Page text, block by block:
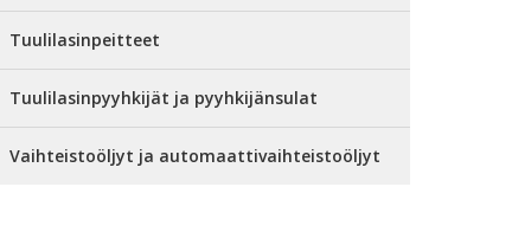
Tuulilasinpeitteet
Tuulilasinpyyhkijät ja pyyhkijänsulat
Vaihteistoöljyt ja automaattivaihteistoöljyt